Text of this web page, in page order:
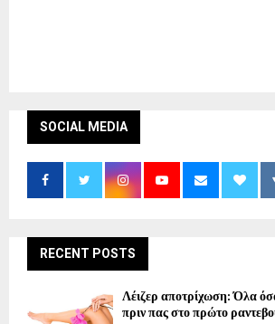
SOCIAL MEDIA
RECENT POSTS
Λέιζερ αποτρίχωση: Όλα
πριν πας στο πρώτο